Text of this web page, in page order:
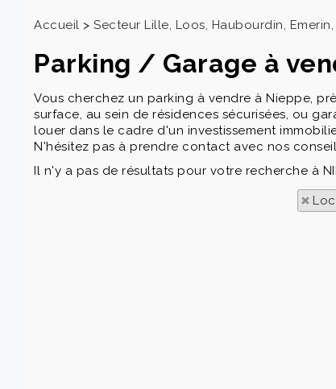
Accueil > Secteur Lille, Loos, Haubourdin,
Parking / Garage à
Vous cherchez un parking à vendre à Nieppe,
surface, au sein de résidences sécurisées, ou
louer dans le cadre d'un investissement
N'hésitez pas à prendre contact avec nos
Il n'y a pas de résultats pour votre recherche à